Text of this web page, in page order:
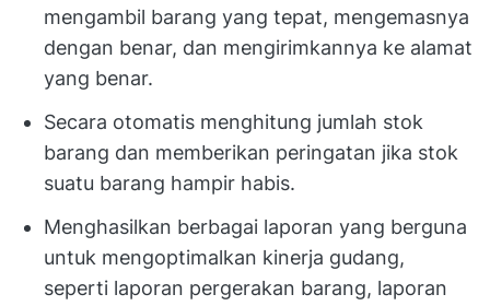
mengambil barang yang tepat, mengemasnya
dengan benar, dan mengirimkannya ke alamat
yang benar.
Secara otomatis menghitung jumlah stok
barang dan memberikan peringatan jika stok
suatu barang hampir habis.
Menghasilkan berbagai laporan yang berguna
untuk mengoptimalkan kinerja gudang,
seperti laporan pergerakan barang, laporan